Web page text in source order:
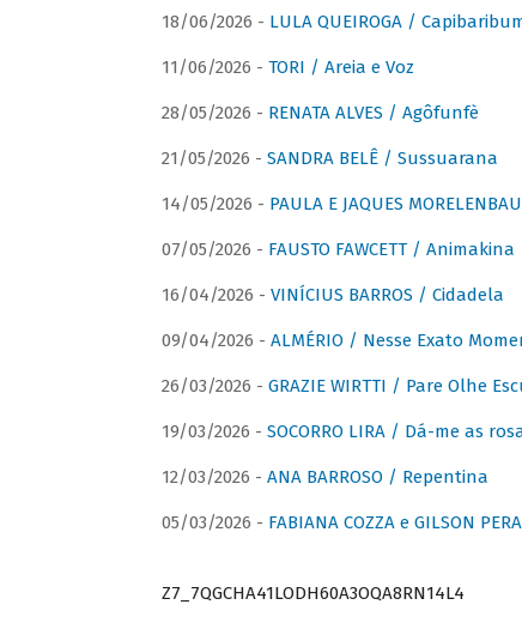
18/06/2026 - LULA QUEIROGA /
11/06/2026 - TORI / Areia e Voz
28/05/2026 - RENATA ALVES / Agôfunfè
21/05/2026 - SANDRA BELÊ / Sussuarana
14/05/2026 - PAULA E JAQUES
07/05/2026 - FAUSTO FAWCETT / Animakina
16/04/2026 - VINÍCIUS BARROS / Cidadela
09/04/2026 - ALMÉRIO / Nesse Exato
26/03/2026 - GRAZIE WIRTTI / Pare Olhe
19/03/2026 - SOCORRO LIRA / Dá-me as
12/03/2026 - ANA BARROSO / Repentina
05/03/2026 - FABIANA COZZA e GILSON
Z7_7QGCHA41LODH60A3OQA8RN14L4